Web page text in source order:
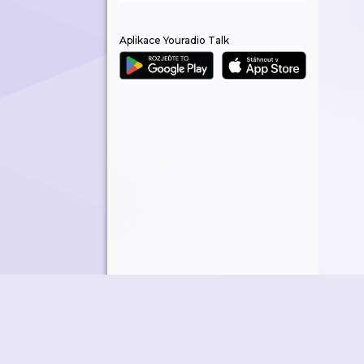
Aplikace Youradio Talk